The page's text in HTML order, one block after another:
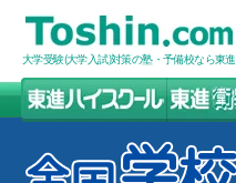
大学受験(大学入試)対策の塾・予備校なら東進